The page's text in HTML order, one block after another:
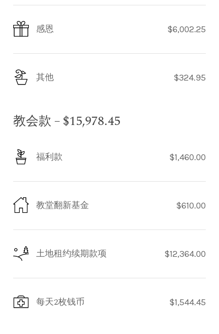
感恩 $6,002.25
其他 $324.95
教会款 – $15,978.45
福利款 $1,460.00
教堂翻新基金 $610.00
土地租约续期款项 $12,364.00
每天2枚钱币 $1,544.45